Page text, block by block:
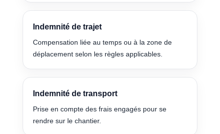
Indemnité de trajet
Compensation liée au temps ou à la zone de
déplacement selon les règles applicables.
Indemnité de transport
Prise en compte des frais engagés pour se
rendre sur le chantier.